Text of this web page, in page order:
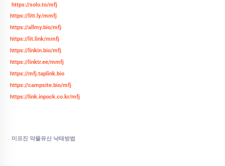
https://solo.to/mfj
https://litt.ly/mmfj
https://allmy.bio/mfj
https://lit.link/mmfj
https://linkin.bio/mfj
https://linktr.ee/mmfj
https://mfj.taplink.bio
https://campsite.bio/mfj
https://link.inpock.co.kr/mfj
미프진 약물유산 낙태방법